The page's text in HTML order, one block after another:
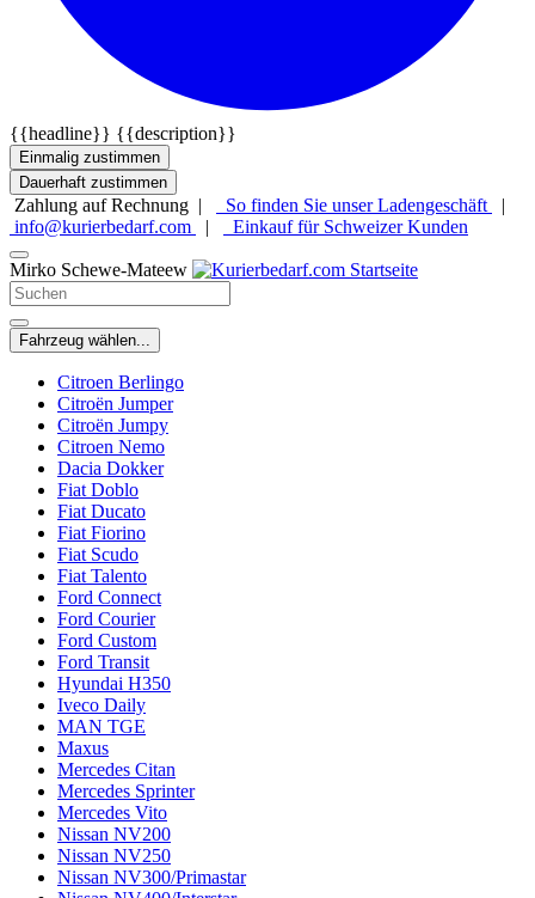
{{headline}} {{description}}
Einmalig zustimmen
Dauerhaft zustimmen
Zahlung auf Rechnung | So finden Sie unser Ladengeschäft
|
info@kurierbedarf.com
| Einkauf für Schweizer Kunden
Mirko Schewe-Mateew
Fahrzeug wählen...
Citroen Berlingo
Citroën Jumper
Citroën Jumpy
Citroen Nemo
Dacia Dokker
Fiat Doblo
Fiat Ducato
Fiat Fiorino
Fiat Scudo
Fiat Talento
Ford Connect
Ford Courier
Ford Custom
Ford Transit
Hyundai H350
Iveco Daily
MAN TGE
Maxus
Mercedes Citan
Mercedes Sprinter
Mercedes Vito
Nissan NV200
Nissan NV250
Nissan NV300/Primastar